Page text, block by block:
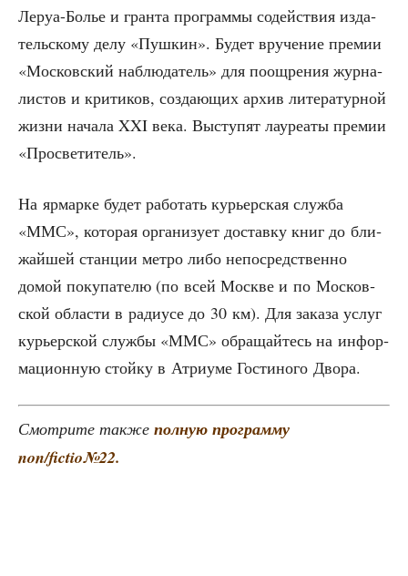
Леруа-Болье и гран­та про­грам­мы содей­ствия изда­
тель­ско­му делу «Пуш­кин». Будет вру­че­ние пре­мии
«Мос­ков­ский наблю­да­тель» для поощ­ре­ния жур­на­
ли­стов и кри­ти­ков, созда­ю­щих архив лите­ра­тур­ной
жиз­ни нача­ла XXI века. Высту­пят лау­ре­а­ты пре­мии
«Про­све­ти­тель».
На ярмар­ке будет рабо­тать курьер­ская служ­ба
«ММС», кото­рая орга­ни­зу­ет достав­ку книг до бли­
жай­шей стан­ции мет­ро либо непо­сред­ствен­но
домой поку­па­те­лю (по всей Москве и по Мос­ков­
ской обла­сти в ради­у­се до 30 км). Для зака­за услуг
курьер­ской служ­бы «ММС» обра­щай­тесь на инфор­
ма­ци­он­ную стой­ку в Атри­уме Гости­но­го Двора.
Смот­ри­те так­же пол­ную про­грам­му
non/fictio№22.